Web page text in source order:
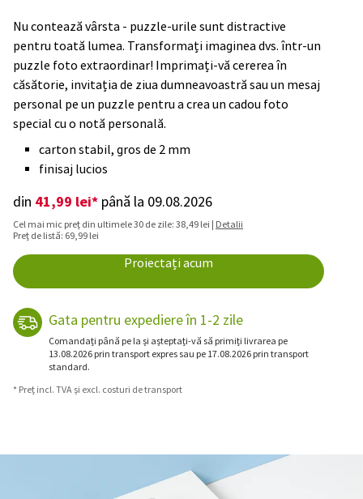
Nu contează vârsta - puzzle-urile sunt distractive
pentru toată lumea. Transformați imaginea dvs. într-un
puzzle foto extraordinar! Imprimați-vă cererea în
căsătorie, invitația de ziua dumneavoastră sau un mesaj
personal pe un puzzle pentru a crea un cadou foto
special cu o notă personală.
carton stabil, gros de 2 mm
finisaj lucios
din 41,99 lei* până la 09.08.2026
Cel mai mic preț din ultimele 30 de zile: 38,49 lei | Detalii
Preț de listă: 69,99 lei
Proiectați acum
Gata pentru expediere în 1-2 zile
Comandați până pe la și așteptați-vă să primiți livrarea pe
13.08.2026 prin transport expres sau pe 17.08.2026 prin transport
standard.
* Preț incl. TVA și excl. costuri de transport